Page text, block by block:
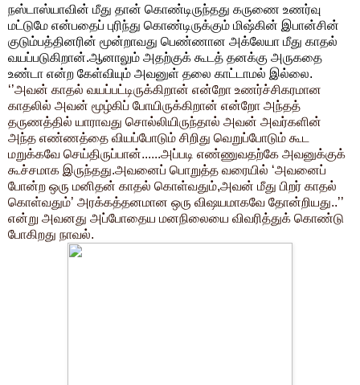
நஸ்டாஸ்யாவின் மீது தான் கொண்டிருந்தது கருணை உணர்வு
மட்டுமே என்பதைப் புரிந்து கொண்டிருக்கும் மிஷ்கின் இபான்சின்
குடும்பத்தினரின் மூன்றாவது பெண்ணான அக்லேயா மீது காதல்
வயப்படுகிறான்.ஆனாலும் அதற்குக் கூடத் தனக்கு அருகதை
உண்டா என்ற கேள்வியும் அவனுள் தலை காட்டாமல் இல்லை.
‘’அவன் காதல் வயப்பட்டிருக்கிறான் என்றோ உணர்ச்சிகரமான
காதலில் அவன் மூழ்கிப் போயிருக்கிறான் என்றோ அந்தத்
தருணத்தில் யாராவது சொல்லியிருந்தால் அவன் அவர்களின்
அந்த எண்ணத்தை வியப்போடும் சிறிது வெறுப்போடும் கூட
மறுக்கவே செய்திருப்பான்......அப்படி எண்ணுவதற்கே அவனுக்குக்
கூச்சமாக இருந்தது.அவனைப் பொறுத்த வரையில் ‘அவனைப்
போன்ற ஒரு மனிதன் காதல் கொள்வதும்,அவன் மீது பிறர் காதல்
கொள்வதும்’ அரக்கத்தனமான ஒரு விஷயமாகவே தோன்றியது..’’
என்று அவனது அப்போதைய மனநிலையை விவரித்துக் கொண்டு
போகிறது நாவல்.